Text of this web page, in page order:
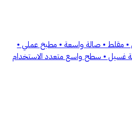
منفصل 🔸 الدور الأرضي: • مجلس أنيق • مقلط • صالة واسعة • مطبخ عملي •
ماستر 🔸 الدور الثاني: • غرفة نوم ماستر • غرفة غسيل • سطح واسع متعدد الاستخدام